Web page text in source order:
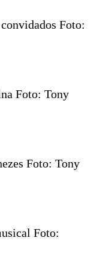
Foto:
Foto: Tony
Foto: Tony
Foto: